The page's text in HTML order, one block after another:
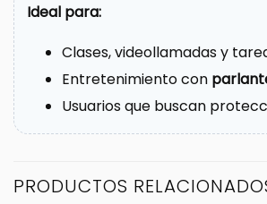
Ideal para:
Clases, videollamadas y
Entretenimiento con
Usuarios que buscan
PRODUCTOS